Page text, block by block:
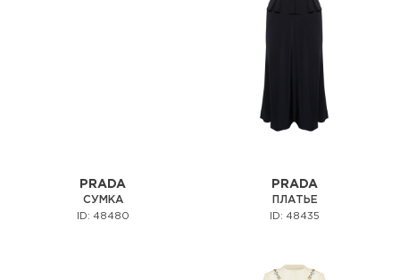
PRADA
СУМКА
ID: 48480
PRADA
ПЛАТЬЕ
ID: 48435